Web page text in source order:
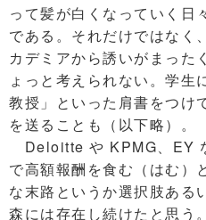
って髪が白くなっていく日
である。それだけではなく
カデミアから誘いがまった
ょっと考えられない。学生
教授」といった肩書をつけ
を送ることも（以下略）。
Deloitte や KPMG、EY
で高額報酬を食む（はむ）
な末路というか選択肢ある
森には存在し続けたと思う